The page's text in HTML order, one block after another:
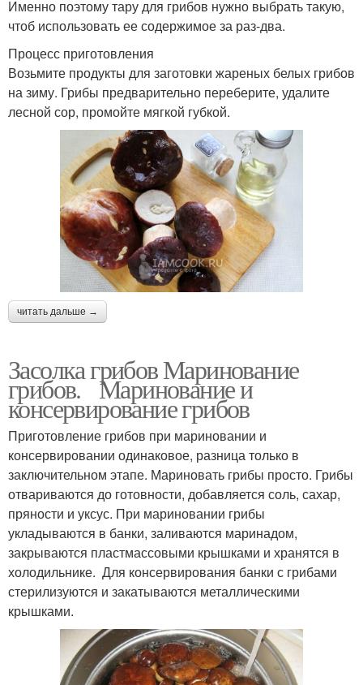
Именно поэтому тару для грибов нужно выбрать такую,
чтоб использовать ее содержимое за раз-два.
Процесс приготовления
Возьмите продукты для заготовки жареных белых грибов
на зиму. Грибы предварительно переберите, удалите
лесной сор, промойте мягкой губкой.
читать дальше →
Засолка грибов Маринование
грибов. Маринование и
консервирование грибов
Приготовление грибов при мариновании и
консервировании одинаковое, разница только в
заключительном этапе. Мариновать грибы просто. Грибы
отвариваются до готовности, добавляется соль, сахар,
пряности и уксус. При мариновании грибы
укладываются в банки, заливаются маринадом,
закрываются пластмассовыми крышками и хранятся в
холодильнике. Для консервирования банки с грибами
стерилизуются и закатываются металлическими
крышками.